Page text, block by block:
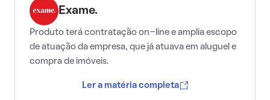
Exame.
Produto terá contratação on-line e amplia escopo
de atuação da empresa, que já atuava em aluguel e
compra de imóveis.
Ler a matéria completa